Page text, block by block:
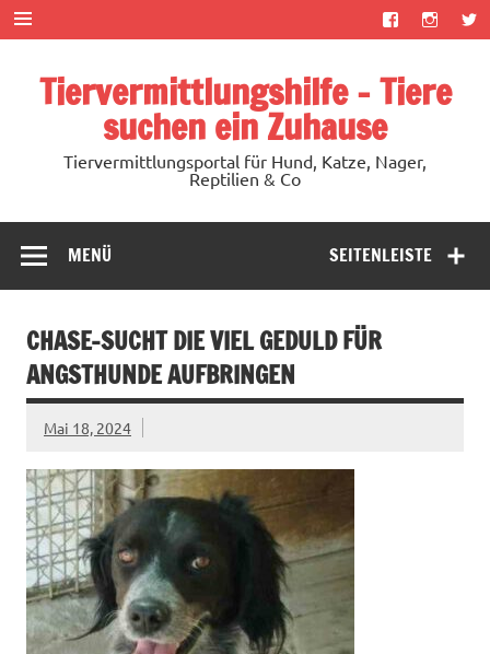
Zum
Inhalt
springen
Tiervermittlungshilfe – Tiere
suchen ein Zuhause
Tiervermittlungsportal für Hund, Katze, Nager,
Reptilien & Co
SEITENLEISTE
MENÜ
CHASE-SUCHT DIE VIEL GEDULD FÜR
ANGSTHUNDE AUFBRINGEN
Mai 18, 2024